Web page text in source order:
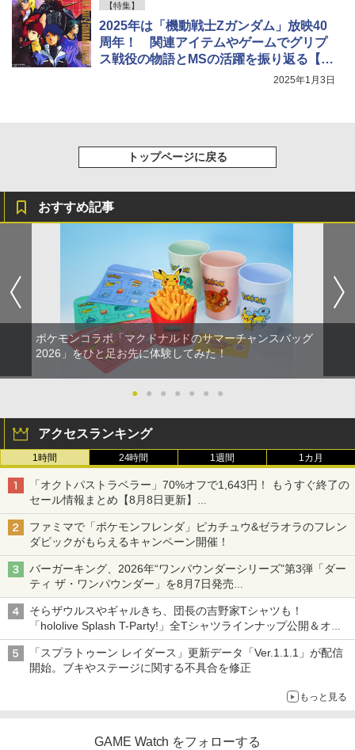
【特集】
2025年は「機動戦士Zガンダム」放映40
周年！ 関連アイテムやゲームでグリプ
ス戦役の物語とMSの活躍を振り返る【年
2025年1月3日
トップページに戻る
おすすめ記事
ポケモンコラボ「マクドナルドのサマーチャンスバッグ
2026」をひと足お先に体験してみた！
● ● ● ● ● ● ●
アクセスランキング
1時間 24時間 1週間 1カ月
「オクトパストラベラー」70%オフで1,643円！ もうすぐ終了の
セール情報まとめ【8月8日更新】
ニンテンドーeショップでは「大神 絶景版」が67%オフで990円
ファミマで「ポケモンフレンダ」ピカチュウ&ゼラオラのフレン
ダピックがもらえるキャンペーン開催！
バーガーキング、2026年“ワンパウンダーシリーズ”第3弾「ダー
ティ ザ・ワンパウンダー」を8月7日発売
「特製ガーリックマヨソース」を使用した超大型チーズバーガー
そらザウルスやギャルきち、団長の吉野家Tシャツも！
「hololive Splash T-Party!」全Tシャツラインナップ公開＆オン
ライン販売開始
「スプラトゥーン レイダース」更新データ「Ver.1.1.1」が配信
開始。ブキやステージに関する不具合を修正
もっと見る
GAME Watch をフォローする